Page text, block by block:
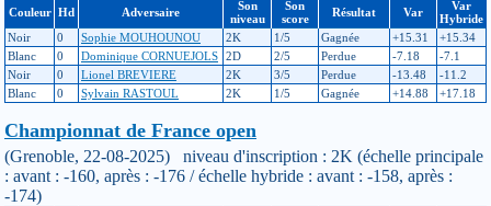
Couleur Hd Adversaire
Son
niveau
Son
score
Résultat Var
Var
Hybride
Noir
0 Sophie MOUHOUNOU 2K 1/5 Gagnée +15.31
+15.34
Blanc
0 Dominique CORNUEJOLS 2D 2/5 Perdue -7.18
-7.1
Noir
0 Lionel BREVIERE 2K 3/5 Perdue -13.48
-11.2
Blanc
0 Sylvain RASTOUL 2K 1/5 Gagnée +14.88 +17.18
Championnat de France open
(Grenoble, 22-08-2025) niveau d'inscription : 2K (échelle principale
: avant : -160, après : -176 / échelle hybride : avant : -158, après :
-174)